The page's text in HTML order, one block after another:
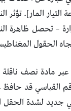
المار]. تؤثر
– تحصل ظاهرة
الحقول
القياسي قد
لشدة الحقل